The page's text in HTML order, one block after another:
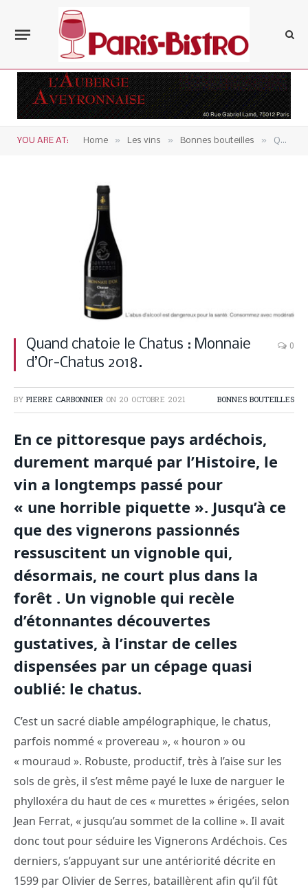
YOU ARE AT: Home » Les vins » Bonnes bouteilles » Quand chatoie le Chatus : Monnaie d’Or-Chatus 2018.
Quand chatoie le Chatus : Monnaie
d’Or-Chatus 2018.
0
BY PIERRE CARBONNIER ON 20 OCTOBRE 2021 BONNES BOUTEILLES
En ce pittoresque pays ardéchois,
durement marqué par l’Histoire, le
vin a longtemps passé pour
« une horrible piquette ». Jusqu’à ce
que des vignerons passionnés
ressuscitent un vignoble qui,
désormais, ne court plus dans la
forêt . Un vignoble qui recèle
d’étonnantes découvertes
gustatives, à l’instar de celles
dispensées par un cépage quasi
oublié: le chatus.
C’est un sacré diable ampélographique, le chatus,
parfois nommé « provereau », « houron » ou
« mouraud ». Robuste, productif, très à l’aise sur les
sols de grès, il s’est même payé le luxe de narguer le
phylloxéra du haut de ces « murettes » érigées, selon
Jean Ferrat, « jusqu’au sommet de la colline ». Il avait
donc tout pour séduire les Vignerons Ardéchois. Ces
derniers, s’appuyant sur une antériorité décrite en
1599 par Olivier de Serres, bataillèrent afin qu’il fût